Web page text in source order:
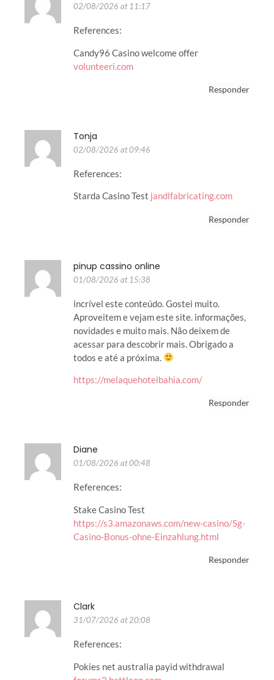
02/08/2026 at 11:17
References:
Candy96 Casino welcome offer
volunteeri.com
Responder
Tonja
02/08/2026 at 09:46
References:
Starda Casino Test jandlfabricating.com
Responder
pinup cassino online
01/08/2026 at 15:38
incrível este conteúdo. Gostei muito.
Aproveitem e vejam este site. informações,
novidades e muito mais. Não deixem de
acessar para descobrir mais. Obrigado a
todos e até a próxima.
https://melaquehotelbahia.com/
Responder
Diane
01/08/2026 at 00:48
References:
Stake Casino Test
https://s3.amazonaws.com/new-casino/Sg-
Casino-Bonus-ohne-Einzahlung.html
Responder
Clark
31/07/2026 at 20:08
References:
Pokies net australia payid withdrawal